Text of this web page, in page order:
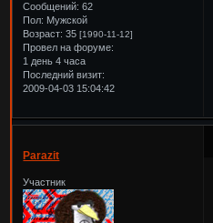
Сообщений: 62
Пол: Мужской
Возраст: 35[1990-11-12]
Провел на форуме:
1 день 4 часа
Последний визит:
2009-04-03 15:04:42
Parazit
Участник